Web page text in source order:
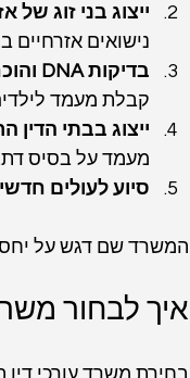
ייצוג בני זוג של
נישואים אזרחיים
בדיקות DNA והוכחת אבהות
קבלת מעמד
ייצוג בבתי הדין
מעמד על בסיס דת.
סיוע לעולים
המשרד שם דגש על יחס
איך לבחור